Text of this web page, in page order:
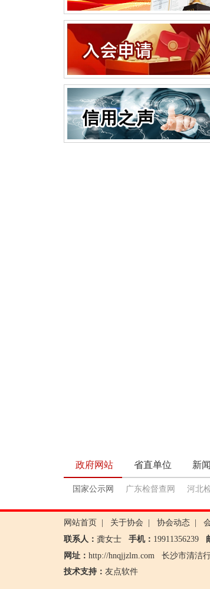
政府网站 省直单位 新
国家公示网 广东检督查网 河北
网站首页 关于协会 协会动态
联系人： 龚女士 手机： 19911356239
网址： http://hnqjjzlm.com 长沙市清洁
技术支持： 友点软件